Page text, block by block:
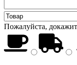
Пожалуйста,